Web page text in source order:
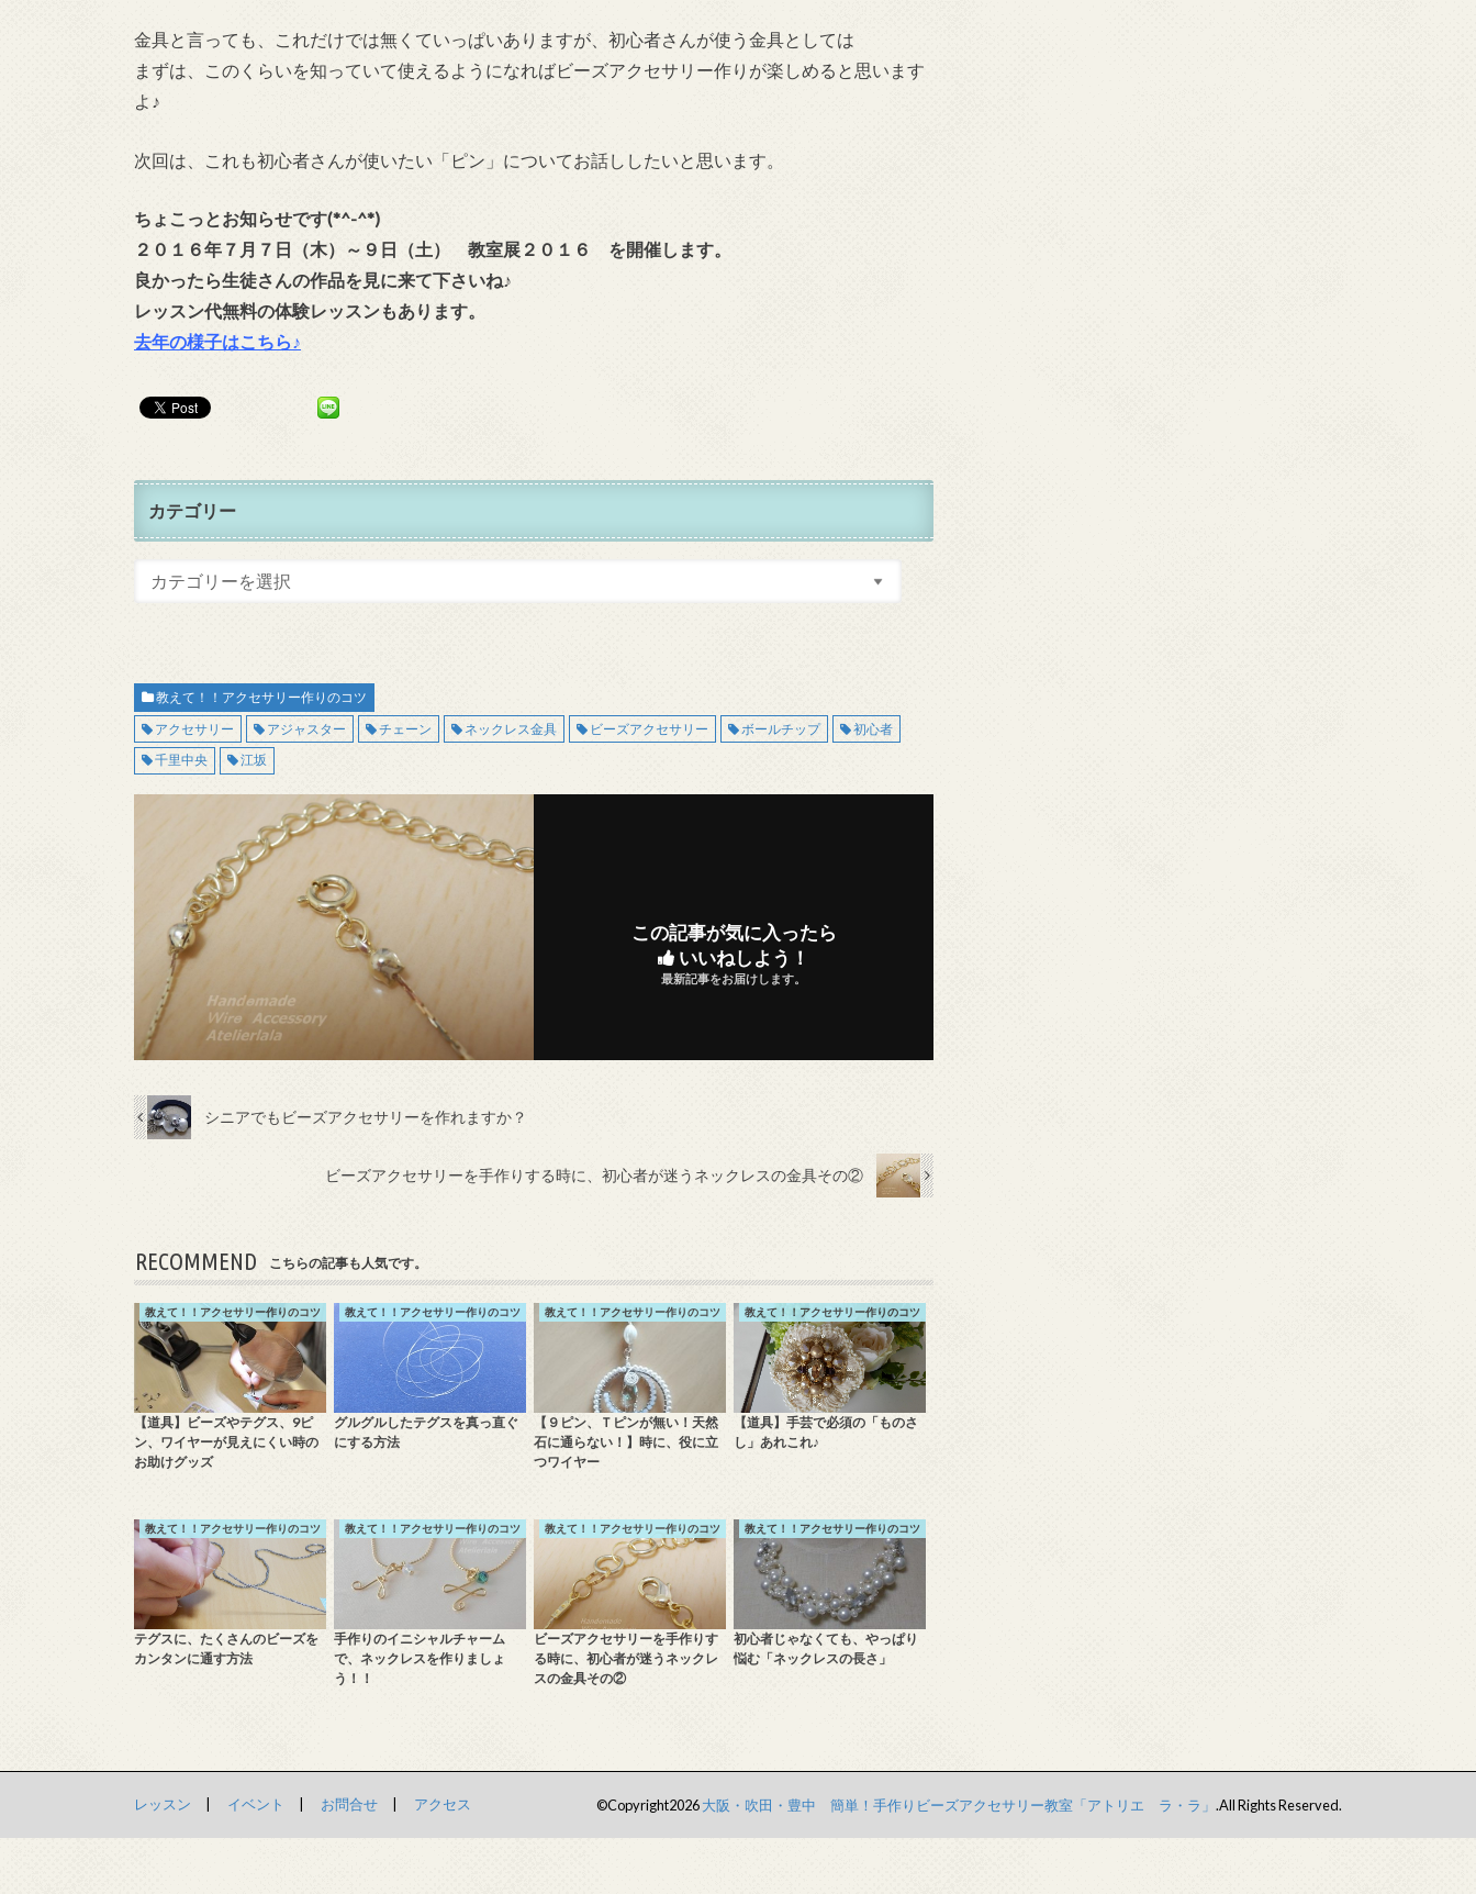
金具と言っても、これだけでは無くていっぱいありますが、初心者さんが使う金具としては
まずは、このくらいを知っていて使えるようになればビーズアクセサリー作りが楽しめると思います
よ♪
次回は、これも初心者さんが使いたい「ピン」についてお話ししたいと思います。
ちょこっとお知らせです(*^-^*)
２０１６年７月７日（木）～９日（土） 教室展２０１６ を開催します。
良かったら生徒さんの作品を見に来て下さいね♪
レッスン代無料の体験レッスンもあります。
去年の様子はこちら♪
カテゴリー
教えて！！アクセサリー作りのコツ
アクセサリー
アジャスター チェーン ネックレス金具 ビーズアクセサリー ボールチップ
初心者
千里中央
江坂
この記事が気に入ったら
いいねしよう！
最新記事をお届けします。
シニアでもビーズアクセサリーを作れますか？
ビーズアクセサリーを手作りする時に、初心者が迷うネックレスの金具その②
RECOMMEND こちらの記事も人気です。
教えて！！アクセサリー作りのコツ
【道具】ビーズやテグス、9ピ
ン、ワイヤーが見えにくい時の
お助けグッズ
教えて！！アクセサリー作りのコツ
グルグルしたテグスを真っ直ぐ
にする方法
教えて！！アクセサリー作りのコツ
【９ピン、Ｔピンが無い！天然
石に通らない！】時に、役に立
つワイヤー
教えて！！アクセサリー作りのコツ
【道具】手芸で必須の「ものさ
し」あれこれ♪
教えて！！アクセサリー作りのコツ
テグスに、たくさんのビーズを
カンタンに通す方法
教えて！！アクセサリー作りのコツ
手作りのイニシャルチャーム
で、ネックレスを作りましょ
う！！
教えて！！アクセサリー作りのコツ
ビーズアクセサリーを手作りす
る時に、初心者が迷うネックレ
スの金具その②
教えて！！アクセサリー作りのコツ
初心者じゃなくても、やっぱり
悩む「ネックレスの長さ」
レッスン イベント お問合せ アクセス ©Copyright2026大阪・吹田・豊中 簡単！手作りビーズアクセサリー教室「アトリエ ラ・ラ」 .All Rights Reserved.